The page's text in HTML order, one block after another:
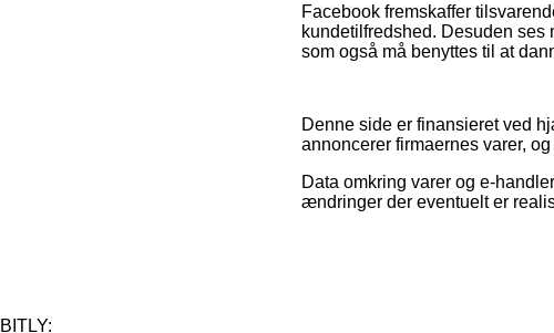
Facebook fremskaffer
kundetilfredshed. Desuden ses
som også må benyttes til at
Denne side er finansieret ved
annoncerer firmaernes varer,
Data omkring varer og e-
ændringer der eventuelt er
BITLY: